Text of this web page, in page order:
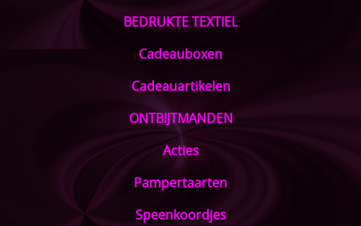
BEDRUKTE TEXTIEL
Cadeauboxen
Cadeauartikelen
ONTBIJTMANDEN
Acties
Pampertaarten
Speenkoordjes